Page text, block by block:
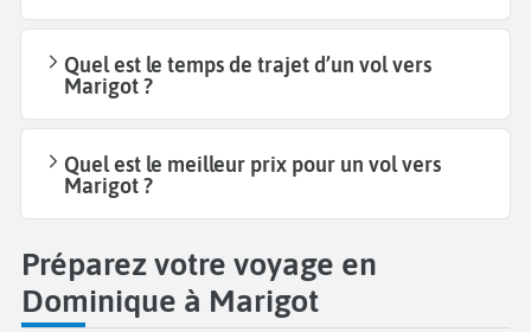
Quel est le temps de trajet d’un vol vers
Marigot ?
Quel est le meilleur prix pour un vol vers
Marigot ?
Préparez votre voyage en
Dominique à Marigot